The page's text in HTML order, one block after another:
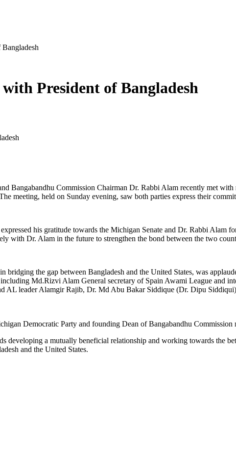
President of Bangladesh
Bangabandhu Commission Chairman Dr. Rabbi Alam recently met
meeting, held on Sunday evening, saw both parties express their
his gratitude towards the Michigan Senate and Dr. Rabbi
with Dr. Alam in the future to strengthen the bond between the two
bridging the gap between Bangladesh and the United States, was
Md.Rizvi Alam General secretary of Spain Awami League and
AL leader Alamgir Rajib, Dr. Md Abu Bakar Siddique (Dr. Dipu
Democratic Party and founding Dean of Bangabandhu
developing a mutually beneficial relationship and working towards the
and the United States.